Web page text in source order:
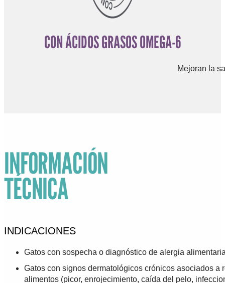
CON ÁCIDOS GRASOS OMEGA-6
Mejoran la
INFORMACIÓN
TÉCNICA
INDICACIONES
Gatos con sospecha o diagnóstico de alergia
Gatos con signos dermatológicos crónicos asociados a
alimentos (picor, enrojecimiento, caída del pelo,